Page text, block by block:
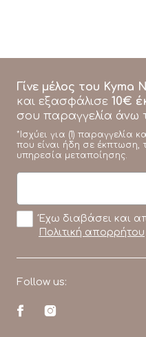
Γίνε μέλος του Kyma
και εξασφάλισε 10€
σου παραγγελία άνω
*Ισχύει για (1) παραγγελία
που είναι ήδη σε
υπηρεσία μεταποίησης.
Έχω διαβάσει και
Πολιτική απορρήτου
Follow us: